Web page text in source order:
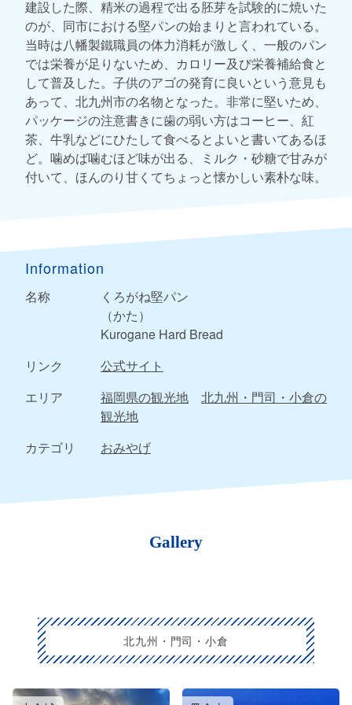
建設した際、精米の過程で出る胚芽を試験的に焼いた
のが、同市における堅パンの始まりと言われている。
当時は八幡製鐵職員の体力消耗が激しく、一般のパン
では栄養が足りないため、カロリー及び栄養補給食と
して普及した。子供のアゴの発育に良いという意見も
あって、北九州市の名物となった。非常に堅いため、
パッケージの注意書きに歯の弱い方はコーヒー、紅
茶、牛乳などにひたして食べるとよいと書いてあるほ
ど。噛めば噛むほど味が出る、ミルク・砂糖で甘みが
付いて、ほんのり甘くてちょっと懐かしい素朴な味。
Information
名称
くろがね堅パン
（かた）
Kurogane Hard Bread
リンク
公式サイト
エリア
福岡県の観光地
北九州・門司・小倉の
観光地
カテゴリ
おみやげ
Gallery
北九州・門司・小倉